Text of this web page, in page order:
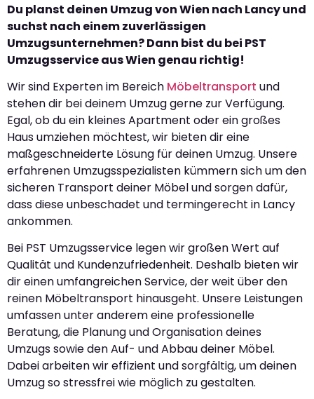
Du planst deinen Umzug von Wien nach Lancy und
suchst nach einem zuverlässigen
Umzugsunternehmen? Dann bist du bei PST
Umzugsservice aus Wien genau richtig!
Wir sind Experten im Bereich Möbeltransport und
stehen dir bei deinem Umzug gerne zur Verfügung.
Egal, ob du ein kleines Apartment oder ein großes
Haus umziehen möchtest, wir bieten dir eine
maßgeschneiderte Lösung für deinen Umzug. Unsere
erfahrenen Umzugsspezialisten kümmern sich um den
sicheren Transport deiner Möbel und sorgen dafür,
dass diese unbeschadet und termingerecht in Lancy
ankommen.
Bei PST Umzugsservice legen wir großen Wert auf
Qualität und Kundenzufriedenheit. Deshalb bieten wir
dir einen umfangreichen Service, der weit über den
reinen Möbeltransport hinausgeht. Unsere Leistungen
umfassen unter anderem eine professionelle
Beratung, die Planung und Organisation deines
Umzugs sowie den Auf- und Abbau deiner Möbel.
Dabei arbeiten wir effizient und sorgfältig, um deinen
Umzug so stressfrei wie möglich zu gestalten.